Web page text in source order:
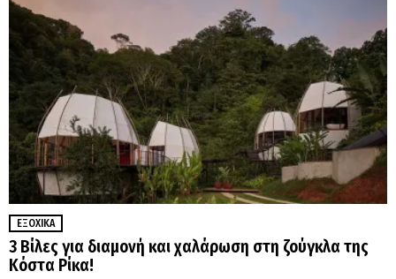
ΕΞΟΧΙΚΆ
3 Βίλες για διαμονή και χαλάρωση στη ζούγκλα της
Κόστα Ρίκα!